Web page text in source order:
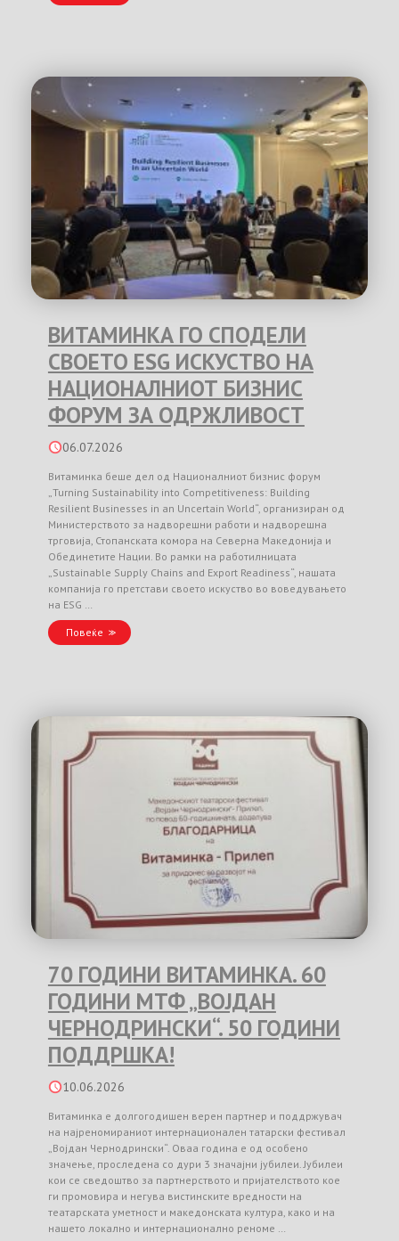
ВИТАМИНКА ГО СПОДЕЛИ
СВОЕТО ESG ИСКУСТВО НА
НАЦИОНАЛНИОТ БИЗНИС
ФОРУМ ЗА ОДРЖЛИВОСТ
06.07.2026
Витаминка беше дел од Националниот бизнис форум
„Turning Sustainability into Competitiveness: Building
Resilient Businesses in an Uncertain World“, организиран од
Министерството за надворешни работи и надворешна
трговија, Стопанската комора на Северна Македонија и
Обединетите Нации. Во рамки на работилницата
„Sustainable Supply Chains and Export Readiness“, нашата
компанија го претстави своето искуство во воведувањето
на ESG …
Повеќе
70 ГОДИНИ ВИТАМИНКА. 60
ГОДИНИ МТФ „ВОЈДАН
ЧЕРНОДРИНСКИ“. 50 ГОДИНИ
ПОДДРШКА!
10.06.2026
Витаминка е долгогодишен верен партнер и поддржувач
на најреномираниот интернационален татарски фестивал
„Војдан Чернодрински“. Оваа година е од особено
значење, проследена со дури 3 значајни јубилеи. Јубилеи
кои се сведоштво за партнерството и пријателството кое
ги промовира и негува вистинските вредности на
театарската уметност и македонската култура, како и на
нашето локално и интернационално реноме …